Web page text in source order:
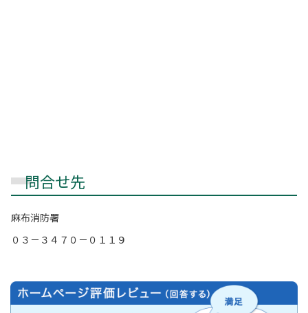
問合せ先
麻布消防署
０３－３４７０－０１１９